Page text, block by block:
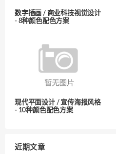
数字插画 / 商业科技视觉设计
- 8种颜色配色方案
现代平面设计 / 宣传海报风格
- 10种颜色配色方案
近期文章